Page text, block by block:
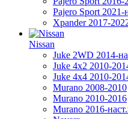
Pajero Sport 2021-
Xpander 2017-
Nissan
Juke 2WD 2014-
Juke 4x2 2010-
Juke 4x4 2010-
Murano 2008-2010
Murano 2010-2016
Murano 2016-